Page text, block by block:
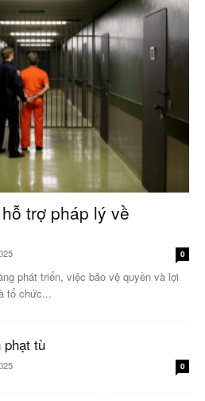
trợ pháp lý về
0
phát triển, việc bảo vệ quyền và lợi
tổ chức...
tù
0